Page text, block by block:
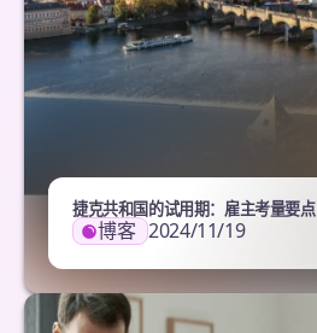
捷克共和国的试用期：雇主考量要点
博客 2024/11/19